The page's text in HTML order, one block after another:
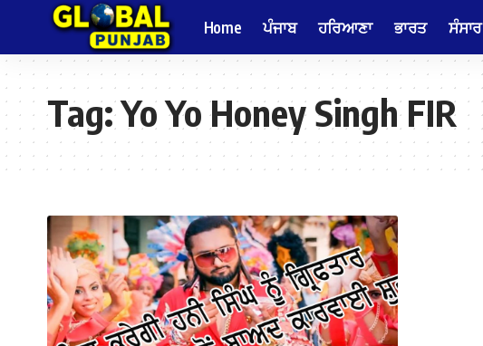
Home ਪੰਜਾਬ ਹਰਿਆਣਾ ਭਾਰਤ ਸੰਸਾਰ
Tag:Yo Yo Honey Singh FIR